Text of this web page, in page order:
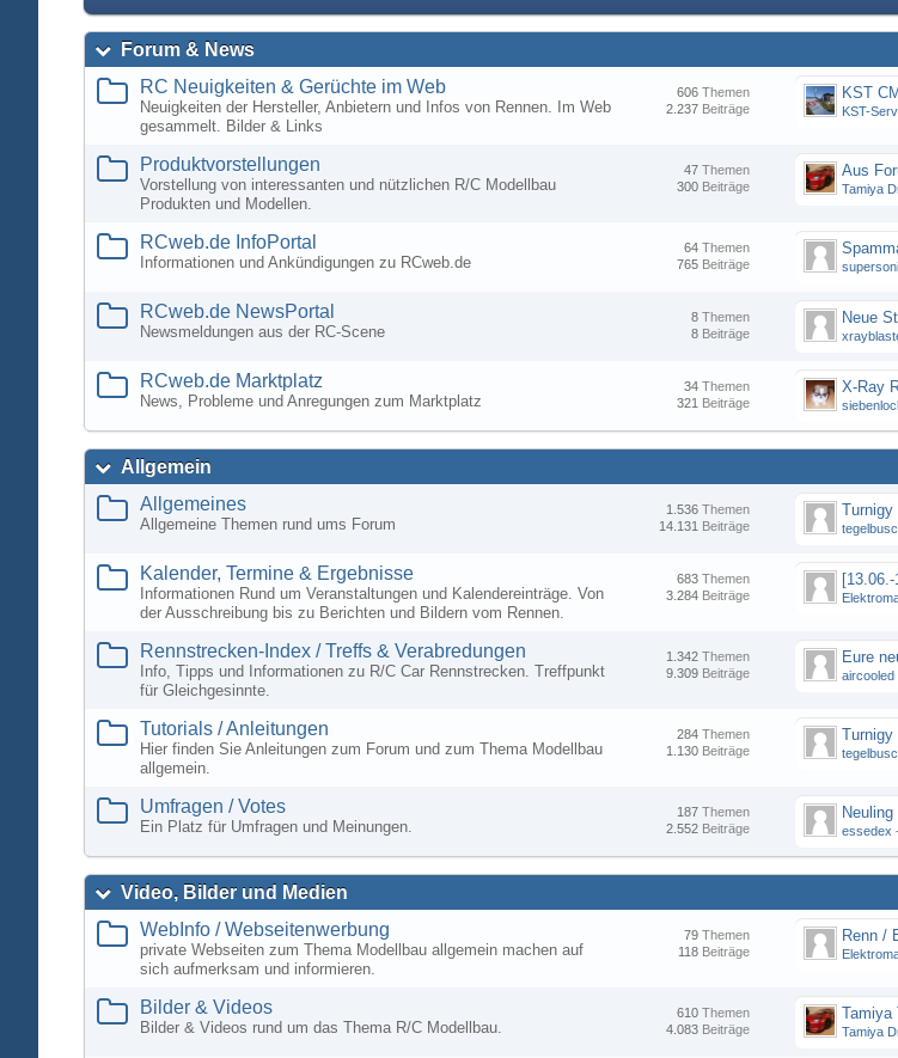
Forum & News
RC Neuigkeiten & Gerüchte im Web
Neuigkeiten der Hersteller, Anbietern und Infos von Rennen. Im Web
gesammelt. Bilder & Links
Themen
606
Beiträge
2.237
KST
KST-
Produktvorstellungen
Vorstellung von interessanten und nützlichen R/C Modellbau
Produkten und Modellen.
Themen
47
Beiträge
300
Aus
Tamiya
RCweb.de InfoPortal
Informationen und Ankündigungen zu RCweb.de
Themen
64
Beiträge
765
RCweb.de NewsPortal
Newsmeldungen aus der RC-Scene
Themen
8
Beiträge
8
Neue
RCweb.de Marktplatz
News, Probleme und Anregungen zum Marktplatz
Themen
34
Beiträge
321
Allgemein
Allgemeines
Allgemeine Themen rund ums Forum
Themen
1.536
Beiträge
14.131
Turnigy
Kalender, Termine & Ergebnisse
Informationen Rund um Veranstaltungen und Kalendereinträge. Von
der Ausschreibung bis zu Berichten und Bildern vom Rennen.
Themen
683
Beiträge
3.284
Rennstrecken-Index / Treffs & Verabredungen
Info, Tipps und Informationen zu R/C Car Rennstrecken. Treffpunkt
für Gleichgesinnte.
Themen
1.342
Beiträge
9.309 aircooled
Tutorials / Anleitungen
Hier finden Sie Anleitungen zum Forum und zum Thema Modellbau
allgemein.
Themen
284
Beiträge
1.130
Turnigy
Umfragen / Votes
Ein Platz für Umfragen und Meinungen.
Themen
187
Beiträge
2.552 essedex -
Video, Bilder und Medien
WebInfo / Webseitenwerbung
private Webseiten zum Thema Modellbau allgemein machen auf
sich aufmerksam und informieren.
Themen
79
Beiträge
118
Bilder & Videos
Bilder & Videos rund um das Thema R/C Modellbau.
Themen
610
Beiträge
4.083
Tamiya
Tamiya